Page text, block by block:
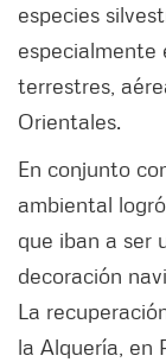
especies
especialmente
terrestres,
Orientales.
En conjunto
ambiental
que iban a ser
decoración
La
la Alquería, en